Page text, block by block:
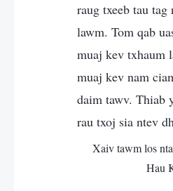
raug txeeb tau
lawm. Tom qab
muaj kev txhaum
muaj kev nam
daim tawv. Thiab
rau txoj sia ntev
Xaiv tawm los
Hau